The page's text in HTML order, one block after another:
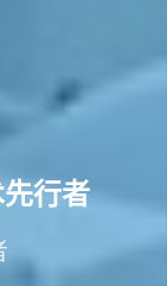
先行者